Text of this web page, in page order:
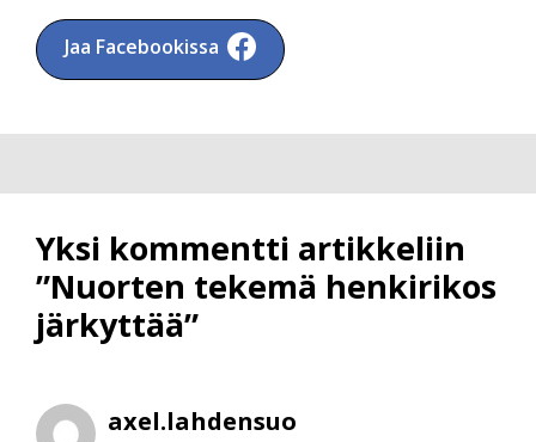
Jaa Facebookissa
Yksi kommentti artikkeliin
”Nuorten tekemä henkirikos
järkyttää”
axel.lahdensuo